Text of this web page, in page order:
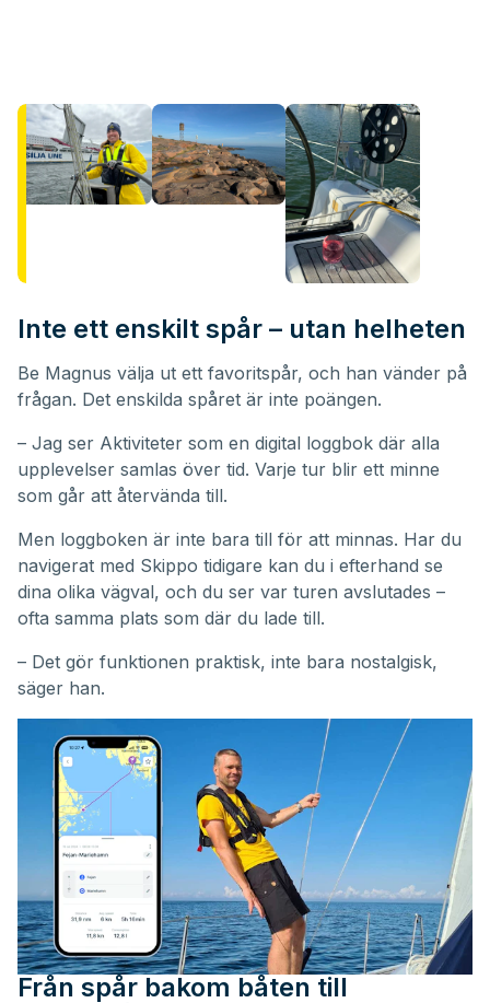
Inte ett enskilt spår – utan helheten
Be Magnus välja ut ett favoritspår, och han vänder på
frågan. Det enskilda spåret är inte poängen.
– Jag ser Aktiviteter som en digital loggbok där alla
upplevelser samlas över tid. Varje tur blir ett minne
som går att återvända till.
Men loggboken är inte bara till för att minnas. Har du
navigerat med Skippo tidigare kan du i efterhand se
dina olika vägval, och du ser var turen avslutades –
ofta samma plats som där du lade till.
– Det gör funktionen praktisk, inte bara nostalgisk,
säger han.
Från spår bakom båten till